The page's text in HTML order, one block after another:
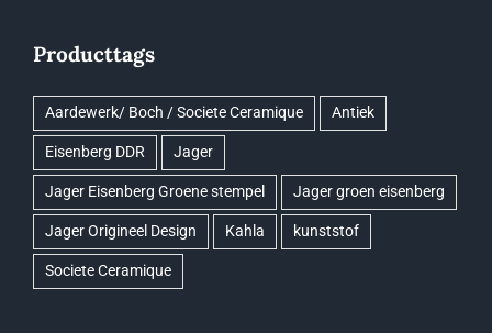
Producttags
Aardewerk/ Boch / Societe Ceramique Antiek
Eisenberg DDR Jager
Jager Eisenberg Groene stempel Jager groen eisenberg
Jager Origineel Design Kahla kunststof
Societe Ceramique